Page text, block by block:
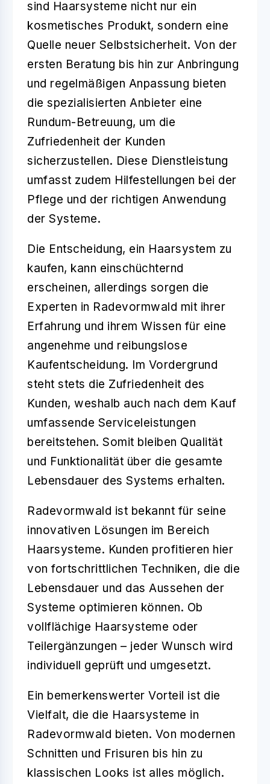
sind Haarsysteme nicht nur ein
kosmetisches Produkt, sondern eine
Quelle neuer Selbstsicherheit. Von der
ersten Beratung bis hin zur Anbringung
und regelmäßigen Anpassung bieten
die spezialisierten Anbieter eine
Rundum-Betreuung, um die
Zufriedenheit der Kunden
sicherzustellen. Diese Dienstleistung
umfasst zudem Hilfestellungen bei der
Pflege und der richtigen Anwendung
der Systeme.
Die Entscheidung, ein Haarsystem zu
kaufen, kann einschüchternd
erscheinen, allerdings sorgen die
Experten in Radevormwald mit ihrer
Erfahrung und ihrem Wissen für eine
angenehme und reibungslose
Kaufentscheidung. Im Vordergrund
steht stets die Zufriedenheit des
Kunden, weshalb auch nach dem Kauf
umfassende Serviceleistungen
bereitstehen. Somit bleiben Qualität
und Funktionalität über die gesamte
Lebensdauer des Systems erhalten.
Radevormwald ist bekannt für seine
innovativen Lösungen im Bereich
Haarsysteme. Kunden profitieren hier
von fortschrittlichen Techniken, die die
Lebensdauer und das Aussehen der
Systeme optimieren können. Ob
vollflächige Haarsysteme oder
Teilergänzungen – jeder Wunsch wird
individuell geprüft und umgesetzt.
Ein bemerkenswerter Vorteil ist die
Vielfalt, die die Haarsysteme in
Radevormwald bieten. Von modernen
Schnitten und Frisuren bis hin zu
klassischen Looks ist alles möglich.